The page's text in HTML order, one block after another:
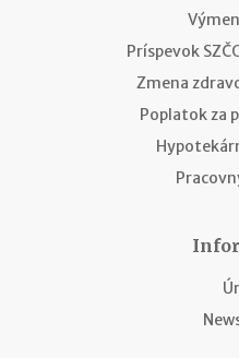
Príspevok
Zmena
Poplatok za